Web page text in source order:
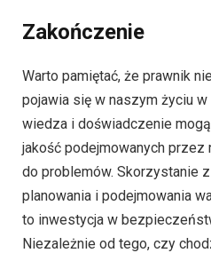
Zakończenie
Warto pamiętać, że prawnik
pojawia się w naszym życiu
wiedza i doświadczenie
jakość podejmowanych
do problemów. Skorzystanie
planowania i podejmowania
to inwestycja w
Niezależnie od tego, czy